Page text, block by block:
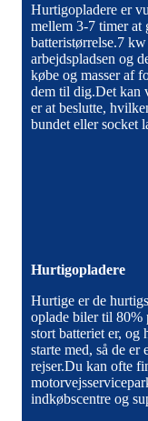
Hurtigopladere er
mellem 3-7 timer at
batteristørrelse.7
arbejdspladsen og
købe og masser af
dem til dig.Det kan
er at beslutte,
bundet eller socket
Hurtigopladere
Hurtige er de
oplade biler til 80%
stort batteriet er, og
starte med, så de
rejser.Du kan ofte
indkøbscentre og